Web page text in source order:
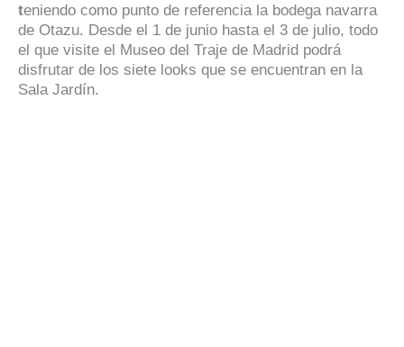
teniendo como punto de referencia la bodega navarra
de Otazu. Desde el 1 de junio hasta el 3 de julio, todo
el que visite el Museo del Traje de Madrid podrá
disfrutar de los siete looks que se encuentran en la
Sala Jardín.